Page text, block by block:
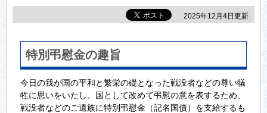
2025年12月4日更新
特別弔慰金の趣旨
今日の我が国の平和と繁栄の礎となった戦没者などの尊い犠
牲に思いをいたし、国として改めて弔慰の意を表するため、
戦没者などのご遺族に特別弔慰金（記名国債）を支給するも